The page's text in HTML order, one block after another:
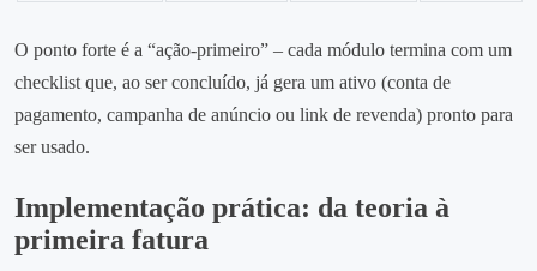
O ponto forte é a “ação‑primeiro” – cada módulo termina com um
checklist que, ao ser concluído, já gera um ativo (conta de
pagamento, campanha de anúncio ou link de revenda) pronto para
ser usado.
Implementação prática: da teoria à
primeira fatura